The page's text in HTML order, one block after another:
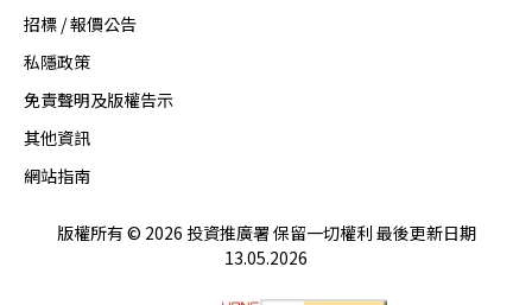
招標 / 報價公告
私隱政策
免責聲明及版權告示
其他資訊
網站指南
版權所有 © 2026 投資推廣署 保留一切權利 最後更新日期
13.05.2026